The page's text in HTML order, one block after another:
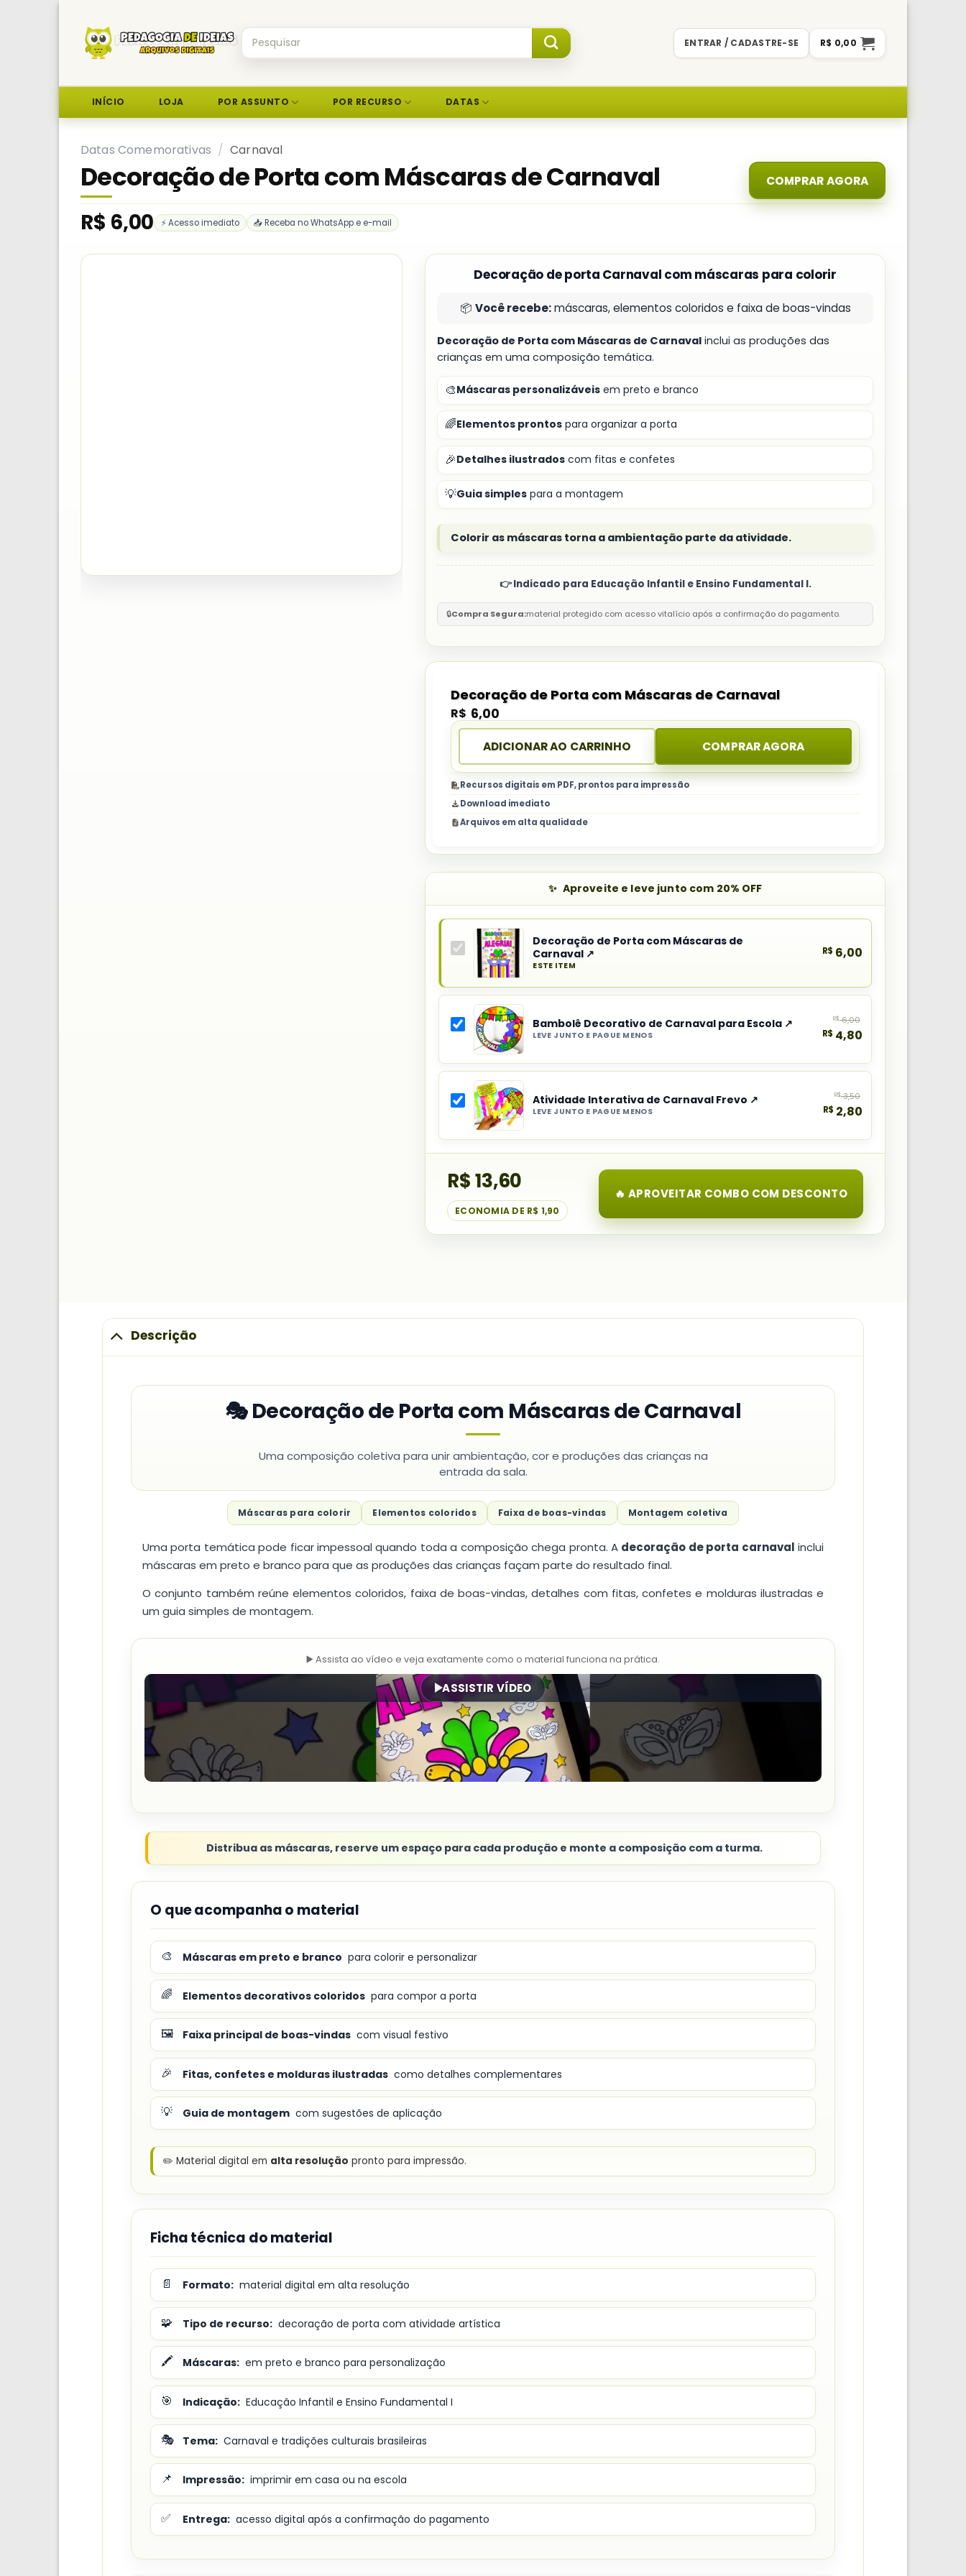
content
por:
ENTRAR / CADASTRE-SE R$ 0,00
INÍCIO LOJA POR ASSUNTO POR RECURSO DATAS
Datas Comemorativas / Carnaval
Decoração de Porta com Máscaras de Carnaval COMPRAR AGORA
R$ 6,00 ⚡ Acesso imediato 📥 Receba no WhatsApp e e-mail
Decoração de porta Carnaval com máscaras para colorir
📦 Você recebe:máscaras, elementos coloridos e faixa de boas-vindas
Decoração de Porta com Máscaras de Carnaval inclui as produções das
crianças em uma composição temática.
🎨Máscaras personalizáveis em preto e branco
🌈Elementos prontos para organizar a porta
🎉Detalhes ilustrados com fitas e confetes
💡Guia simples para a montagem
Colorir as máscaras torna a ambientação parte da atividade.
👉 Indicado para Educação Infantil e Ensino Fundamental I.
🔒Compra Segura:material protegido com acesso vitalício após a confirmação do pagamento.
Decoração de Porta com Máscaras de Carnaval
R$ 6,00
ADICIONAR AO CARRINHO COMPRAR AGORA
Recursos digitais em PDF, prontos para impressão
Download imediato
Arquivos em alta qualidade
Aproveite e leve junto com 20% OFF
Produto
principal
combo:
Decoração
Porta
com
Máscaras
Carnaval
Decoração de Porta com Máscaras de
Carnaval ↗
ESTE ITEM
R$ 6,00
Selecionar
item
combo:
Bambolê
Decorativo
de
para
Escola
Bambolê Decorativo de Carnaval para Escola ↗
LEVE JUNTO E PAGUE MENOS
R$6,00
R$ 4,80
Selecionar
item
combo:
Atividade
Interativa
de
Atividade Interativa de Carnaval Frevo ↗
LEVE JUNTO E PAGUE MENOS
R$3,50
R$ 2,80
R$ 13,60
ECONOMIA DE R$ 1,90
🔥 APROVEITAR COMBO COM DESCONTO
Descrição
🎭 Decoração de Porta com Máscaras de Carnaval
Uma composição coletiva para unir ambientação, cor e produções das crianças na
entrada da sala.
Máscaras para colorir Elementos coloridos Faixa de boas-vindas Montagem coletiva
Uma porta temática pode ficar impessoal quando toda a composição chega pronta. A decoração de porta carnaval inclui
máscaras em preto e branco para que as produções das crianças façam parte do resultado final.
O conjunto também reúne elementos coloridos, faixa de boas-vindas, detalhes com fitas, confetes e molduras ilustradas e
um guia simples de montagem.
▶️ Assista ao vídeo e veja exatamente como o material funciona na prática.
ASSISTIR VÍDEO
Distribua as máscaras, reserve um espaço para cada produção e monte a composição com a turma.
O que acompanha o material
🎨 Máscaras em preto e branco para colorir e personalizar
🌈 Elementos decorativos coloridos para compor a porta
🖼️ Faixa principal de boas-vindas com visual festivo
🎉 Fitas, confetes e molduras ilustradas como detalhes complementares
💡 Guia de montagem com sugestões de aplicação
✏️ Material digital em alta resolução pronto para impressão.
Ficha técnica do material
📄 Formato: material digital em alta resolução
🧩 Tipo de recurso: decoração de porta com atividade artística
🖍️ Máscaras: em preto e branco para personalização
🎯 Indicação: Educação Infantil e Ensino Fundamental I
🎭 Tema: Carnaval e tradições culturais brasileiras
📌 Impressão: imprimir em casa ou na escola
✅ Entrega: acesso digital após a confirmação do pagamento